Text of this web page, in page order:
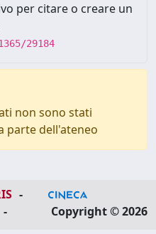
per citare o creare un
29184
non sono stati
parte dell'ateneo
-
-
Copyright © 2026